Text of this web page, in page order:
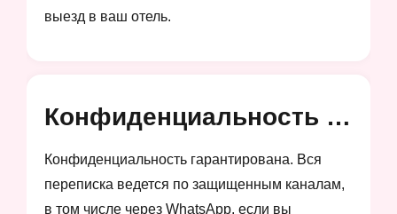
выезд в ваш отель.
Конфиденциальность и анонимность
Конфиденциальность гарантирована. Вся
переписка ведется по защищенным каналам,
в том числе через WhatsApp, если вы